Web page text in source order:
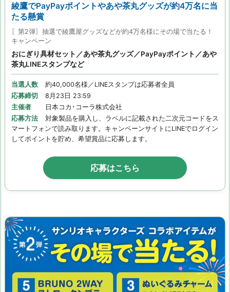
綾鷹でPayPayポイントやあや茶丸グッズが約4万名に当
たる懸賞
〖第2弾〗抽選で綾鷹屋グッズなどが約4万名様にその場で当たる！
キャンペーン
おにぎり具材セット／あや茶丸グッズ／PayPayポイント／あや
茶丸LINEスタンプなど
当選人数
約40,000名様／LINEスタンプは応募者全員
応募締切
8月23日 23:59
主催者
日本コカ･コーラ株式会社
応募方法
対象製品を購入し、ラベルに記載された二次元コードをス
マートフォンで読み取ります。キャンペーンサイトにLINEでログイン
してポイントを貯め、希望賞品に応募します。
応募はこちら